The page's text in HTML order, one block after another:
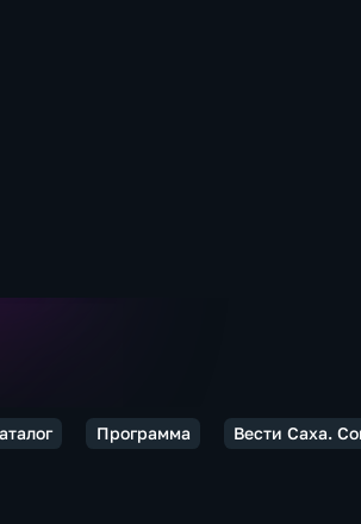
Программа Вести Саха.